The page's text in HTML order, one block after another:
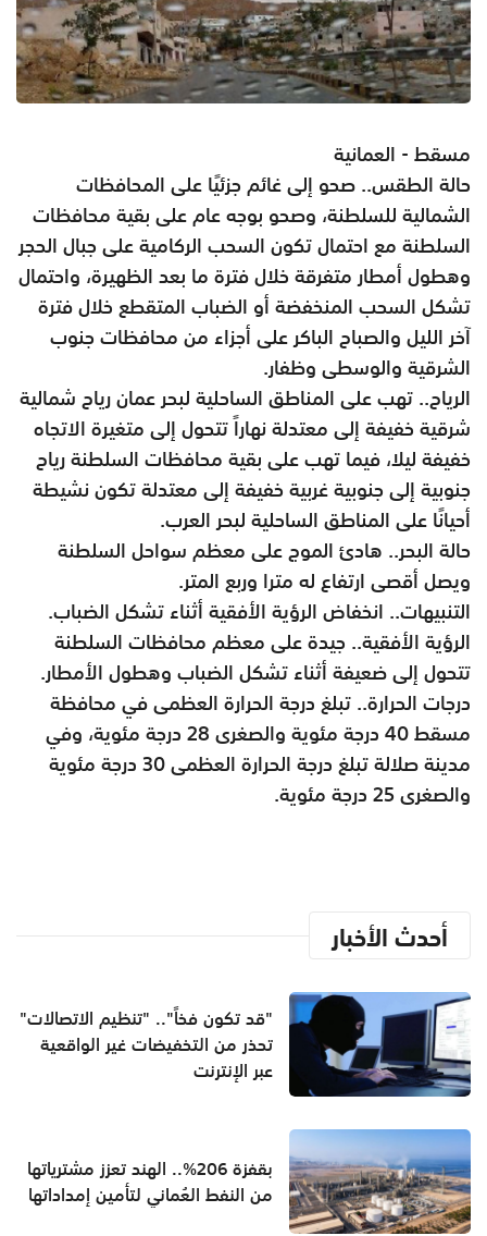
مسقط - العمانية
حالة الطقس.. صحو إلى غائم جزئيًا على المحافظات
الشمالية للسلطنة، وصحو بوجه عام على بقية محافظات
السلطنة مع احتمال تكون السحب الركامية على جبال الحجر
وهطول أمطار متفرقة خلال فترة ما بعد الظهيرة، واحتمال
تشكل السحب المنخفضة أو الضباب المتقطع خلال فترة
آخر الليل والصباح الباكر على أجزاء من محافظات جنوب
الشرقية والوسطى وظفار.
الرياح.. تهب على المناطق الساحلية لبحر عمان رياح شمالية
شرقية خفيفة إلى معتدلة نهاراً تتحول إلى متغيرة الاتجاه
خفيفة ليلا، فيما تهب على بقية محافظات السلطنة رياح
جنوبية إلى جنوبية غربية خفيفة إلى معتدلة تكون نشيطة
أحيانًا على المناطق الساحلية لبحر العرب.
حالة البحر.. هادئ الموج على معظم سواحل السلطنة
ويصل أقصى ارتفاع له مترا وربع المتر.
التنبيهات.. انخفاض الرؤية الأفقية أثناء تشكل الضباب.
الرؤية الأفقية.. جيدة على معظم محافظات السلطنة
تتحول إلى ضعيفة أثناء تشكل الضباب وهطول الأمطار.
درجات الحرارة.. تبلغ درجة الحرارة العظمى في محافظة
مسقط 40 درجة مئوية والصغرى 28 درجة مئوية، وفي
مدينة صلالة تبلغ درجة الحرارة العظمى 30 درجة مئوية
والصغرى 25 درجة مئوية.
أحدث الأخبار
"قد تكون فخاً".. "تنظيم الاتصالات"
تحذر من التخفيضات غير الواقعية
عبر الإنترنت
بقفزة 206%.. الهند تعزز مشترياتها
من النفط العُماني لتأمين إمداداتها